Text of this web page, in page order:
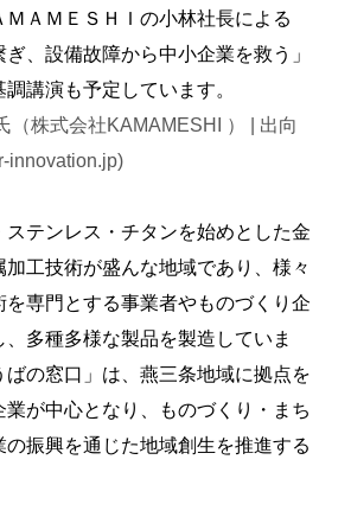
ＭＡＭＥＳＨＩの小林社長による
ぎ、設備故障から中小企業を救う」
講演も予定しています。
（株式会社KAMAMESHI ） | 出向
innovation.jp)
テンレス・チタンを始めとした金
加工技術が盛んな地域であり、様々
を専門とする事業者やものづくり企
多種多様な製品を製造していま
ばの窓口」は、燕三条地域に拠点を
が中心となり、ものづくり・まち
振興を通じた地域創生を推進する